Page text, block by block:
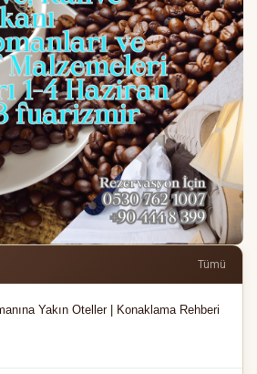
Tümü
Yakın Oteller | Konaklama Rehberi